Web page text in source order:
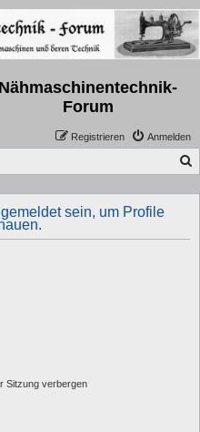
Nähmaschinentechnik-
Forum
Anmelden
Registrieren
sein, um Profile
Sitzung verbergen